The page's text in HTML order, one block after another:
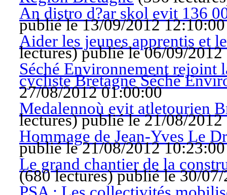
An distro d?ar skol evit 136
publié le 13/09/2012 12:10:00
Aider les jeunes apprentis et
lectures)publié le 06/09/2012
Séché Environnement rejoint
cycliste Bretagne Séché
27/08/2012 01:00:00
Medalennoù evit atletourien
lectures)publié le 21/08/2012
Hommage de Jean-Yves Le
publié le 21/08/2012 10:23:00
Le grand chantier de la
(680 lectures)publié le 30/